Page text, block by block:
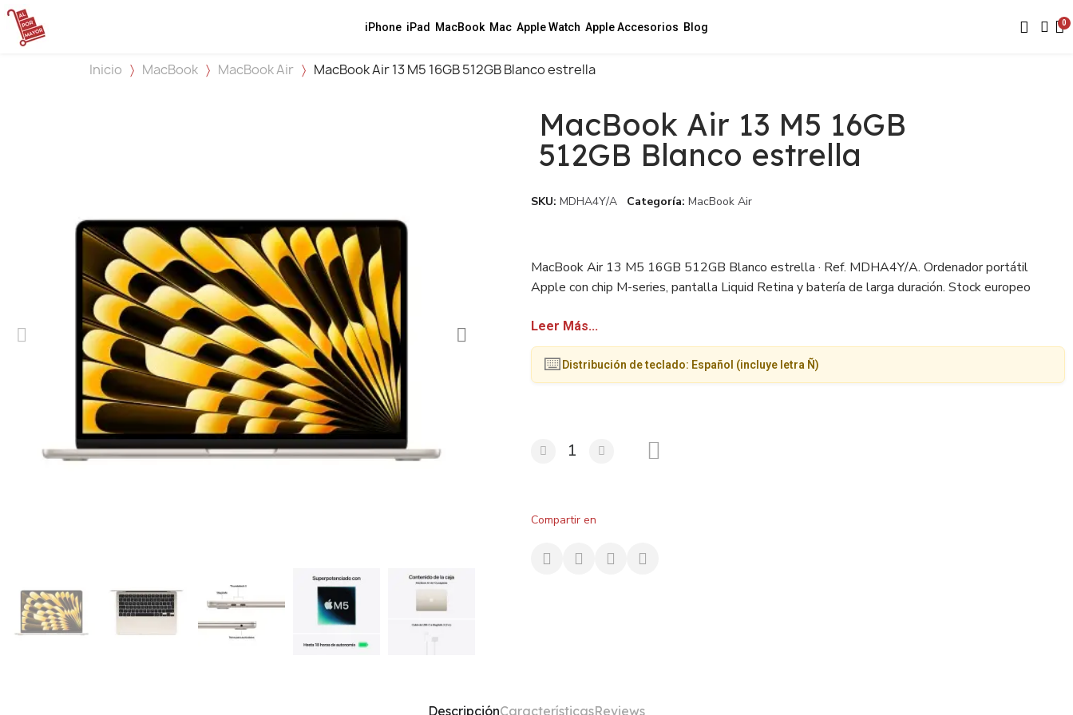
iPhone iPad MacBook Mac Apple Watch Apple Accesorios Blog
Inicio MacBook MacBook Air MacBook Air 13 M5 16GB 512GB Blanco estrella
MacBook Air 13 M5 16GB
512GB Blanco estrella
SKU MDHA4Y/A Categoría MacBook Air
MacBook Air 13 M5 16GB 512GB Blanco estrella · Ref. MDHA4Y/A. Ordenador portátil
Apple con chip M-series, pantalla Liquid Retina y batería de larga duración. Stock europeo
Leer Más...
⌨️ Distribución de teclado: Español (incluye letra Ñ)
Compartir en
DescripciónCaracterísticasReviews